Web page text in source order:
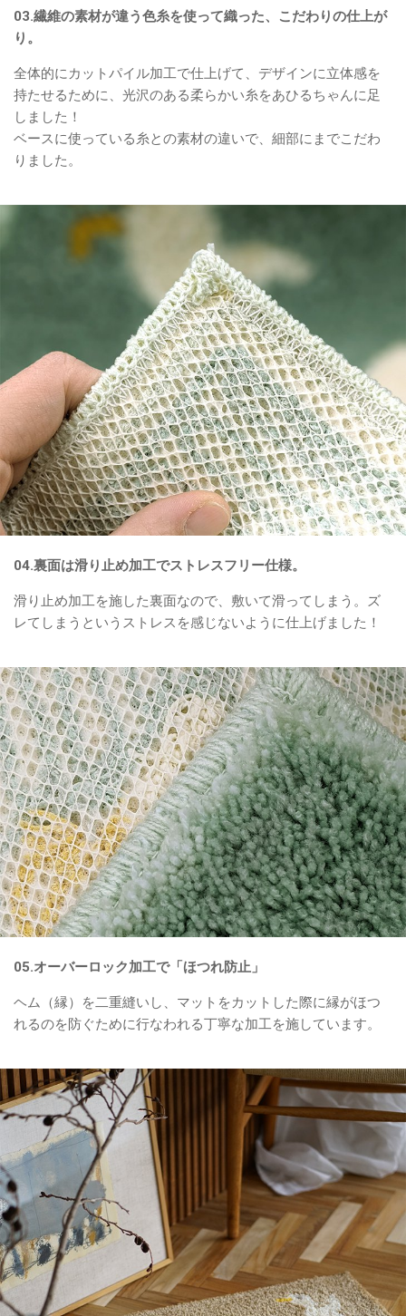
03.繊維の素材が違う色糸を使って織った、こだわりの仕上が
り。
全体的にカットパイル加工で仕上げて、デザインに立体感を
持たせるために、光沢のある柔らかい糸をあひるちゃんに足
しました！
ベースに使っている糸との素材の違いで、細部にまでこだわ
りました。
04.裏面は滑り止め加工でストレスフリー仕様。
滑り止め加工を施した裏面なので、敷いて滑ってしまう。ズ
レてしまうというストレスを感じないように仕上げました！
05.オーバーロック加工で「ほつれ防止」
ヘム（縁）を二重縫いし、マットをカットした際に縁がほつ
れるのを防ぐために行なわれる丁寧な加工を施しています。